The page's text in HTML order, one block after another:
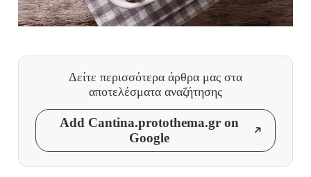
Δείτε περισσότερα άρθρα μας στα
αποτελέσματα αναζήτησης
Add Cantina.protothema.gr on
Google